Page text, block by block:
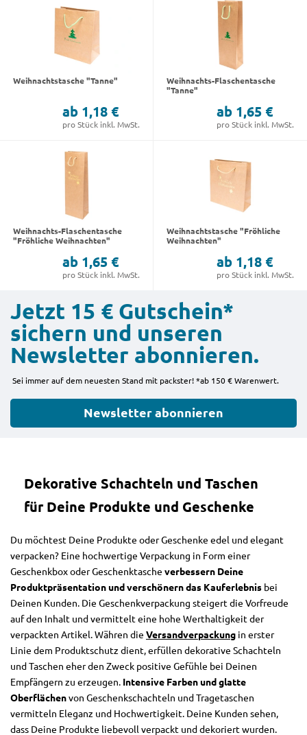
Weihnachtstasche "Tanne"
ab 1,18 €
pro Stück inkl. MwSt.
Weihnachts-Flaschentasche
"Tanne"
ab 1,65 €
pro Stück inkl. MwSt.
Weihnachts-Flaschentasche
"Fröhliche Weihnachten"
ab 1,65 €
pro Stück inkl. MwSt.
Weihnachtstasche "Fröhliche
Weihnachten"
ab 1,18 €
pro Stück inkl. MwSt.
Jetzt 15 € Gutschein*
sichern und unseren
Newsletter abonnieren.
Sei immer auf dem neuesten Stand mit packster! *ab 150 € Warenwert.
Newsletter abonnieren
Dekorative Schachteln und Taschen
für Deine Produkte und Geschenke
Du möchtest Deine Produkte oder Geschenke edel und elegant
verpacken? Eine hochwertige Verpackung in Form einer
Geschenkbox oder Geschenktasche verbessern Deine
Produktpräsentation und verschönern das Kauferlebnis bei
Deinen Kunden. Die Geschenkverpackung steigert die Vorfreude
auf den Inhalt und vermittelt eine hohe Werthaltigkeit der
verpackten Artikel. Währen die Versandverpackung in erster
Linie dem Produktschutz dient, erfüllen dekorative Schachteln
und Taschen eher den Zweck positive Gefühle bei Deinen
Empfängern zu erzeugen. Intensive Farben und glatte
Oberflächenvon Geschenkschachteln und Tragetaschen
vermitteln Eleganz und Hochwertigkeit. Deine Kunden sehen,
dass Deine Produkte liebevoll verpackt und dekoriert wurden.